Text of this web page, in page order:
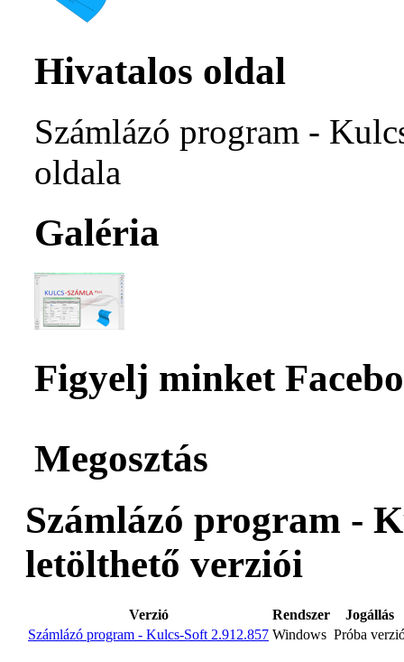
Hivatalos oldal
Számlázó program -
oldala
Galéria
Figyelj minket
Megosztás
Számlázó program -
letölthető verziói
Verzió Rendszer
Jogállás
Számlázó program - Kulcs-Soft 2.912.857 Windows Próba